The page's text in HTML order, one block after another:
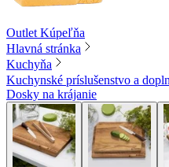
Outlet Kúpeľňa
Hlavná stránka
Kuchyňa
Kuchynské príslušenstvo a
Dosky na krájanie